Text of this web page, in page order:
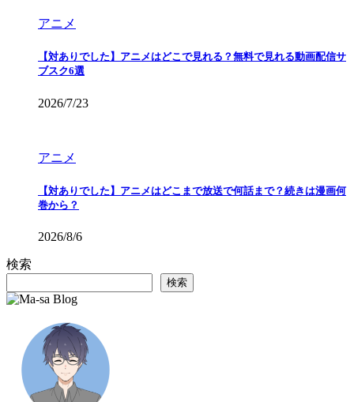
アニメ
【対ありでした】アニメはどこで見れる？無料で見れる動画配信サ
ブスク6選
2026/7/23
アニメ
【対ありでした】アニメはどこまで放送で何話まで？続きは漫画何
巻から？
2026/8/6
検索
検索